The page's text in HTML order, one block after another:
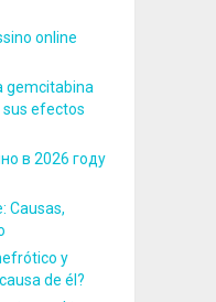
online
gemcitabina
sus efectos
в 2026 году
Causas,
y
de él?